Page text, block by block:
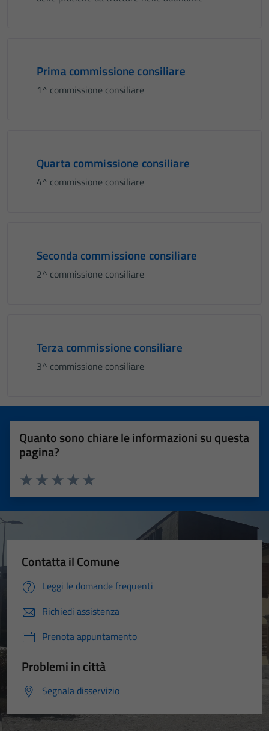
Prima commissione consiliare
1^ commissione consiliare
Quarta commissione consiliare
4^ commissione consiliare
Seconda commissione consiliare
2^ commissione consiliare
Terza commissione consiliare
3^ commissione consiliare
Quanto sono chiare le informazioni su questa
pagina?
Valuta 5 stelle su 5
Valuta 4 stelle su 5
Valuta 3 stelle su 5
Valuta 2 stelle su 5
Valuta 1 stelle su 5
Contatta il Comune
Leggi le domande frequenti
Richiedi assistenza
Prenota appuntamento
Problemi in città
Segnala disservizio